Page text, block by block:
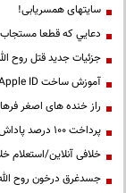
سایتهای همسریابی!
دعايي كه قطعا
جزئیات جدید قتل روح
آموزش ساخت Apple ID برای کاربران ایرانی
راز خنده های اصغر
پرداخت ۱۰۰ درصد پاداش پایان خدمت فرهنگیان
خلافی آنلاین/استعلام
جسدغرق درخون روح